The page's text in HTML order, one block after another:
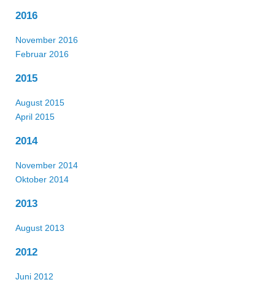
2016
November 2016
Februar 2016
2015
August 2015
April 2015
2014
November 2014
Oktober 2014
2013
August 2013
2012
Juni 2012